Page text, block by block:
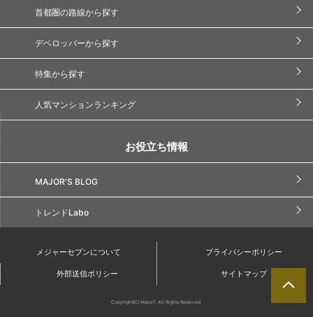
首都圏の路線から探す
デベロッパーから探す
特集から探す
人気マンションランキング
お役立ち情報
MAJOR'S BLOG
トレンドLabo
メジャーセブンについて プライバシーポリシー
外部送信ポリシー サイトマップ
Copyright(C) Major7. All Rights Reserved.